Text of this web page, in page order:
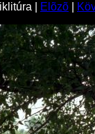
| Elõzõ